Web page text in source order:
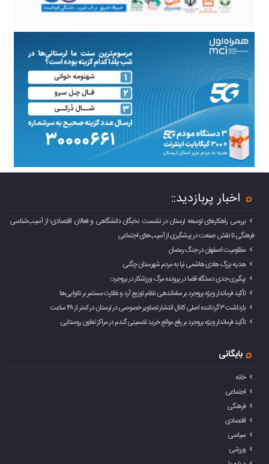
اخبار پربازدید::
بررسی راهکارهای توسعه لرستان در نشست نخبگان دانشگاهی و فعالان اقتصادی؛ از آسیب‌شناسی
فرهنگی تا نقش صنعت در پیشگیری از آسیب‌های اجتماعی
مظلومیت اصفهان در جنگ رمضان
هدیه بزرگ هادی هاشمی نیا به مردم شهرستان چگنی
پیگیری جدی دستگاه قضا در پرونده مرگ ورزشکار در بروجرد؛
تأکید فرماندار ویژه بروجرد بر ساماندهی نظام توزیع آرد و نظارت مستمر بر نانوایی‌ها
بازداشت ۳ گرداننده اصلی کانال انتشار تصاویر خصوصی در لرستان در کمتر از ۴۸ ساعت
تأکید فرماندار ویژه بروجرد بر رفع موانع خرید تضمینی گندم در مراکز تعاون روستایی
بایگانی
خانه
اجتماعی
فرهنگی
اقتصادی
سیاسی
ورزشی